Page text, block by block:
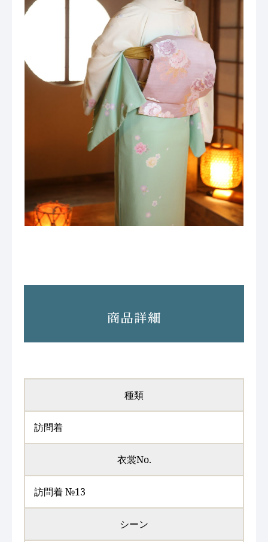
商品詳細
種類
訪問着
衣裳No.
訪問着 №13
シーン